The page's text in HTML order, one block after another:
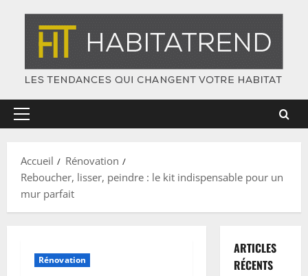
content
Primary
Accueil
Rénovation
Reboucher, lisser, peindre : le kit indispensable pour un
mur parfait
Rénovation
ARTICLES
RÉCENTS